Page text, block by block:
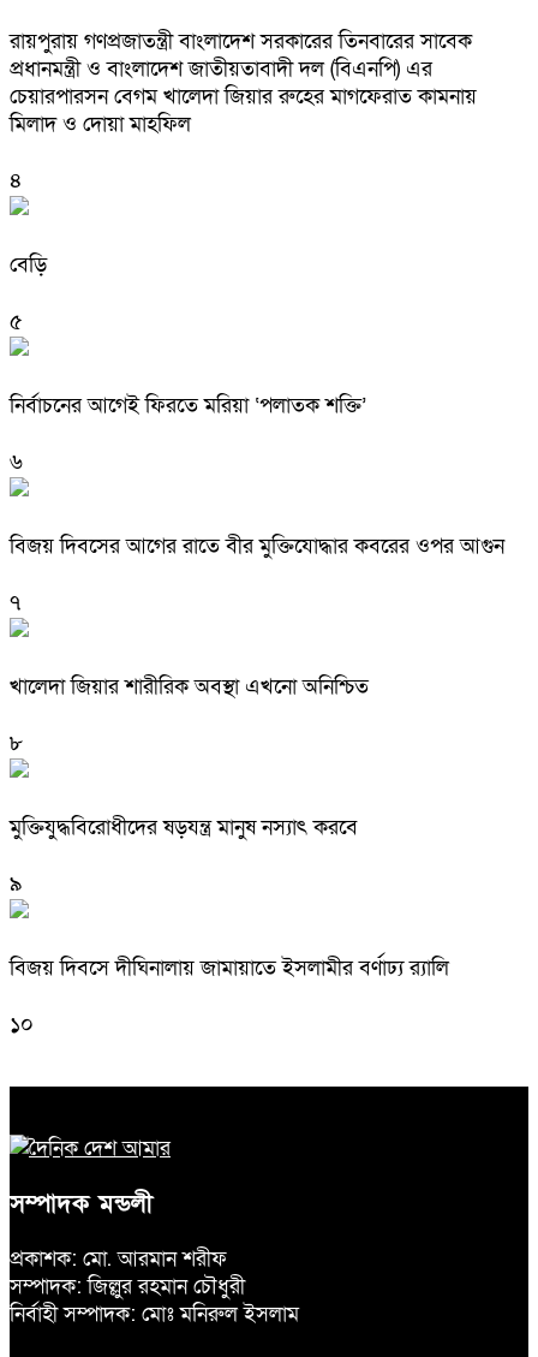
রায়পুরায় গণপ্রজাতন্ত্রী বাংলাদেশ সরকারের তিনবারের সাবেক
প্রধানমন্ত্রী ও বাংলাদেশ জাতীয়তাবাদী দল (বিএনপি) এর
চেয়ারপারসন বেগম খালেদা জিয়ার রুহের মাগফেরাত কামনায়
মিলাদ ও দোয়া মাহফিল
৪
বেড়ি
৫
নির্বাচনের আগেই ফিরতে মরিয়া ‘পলাতক শক্তি’
৬
বিজয় দিবসের আগের রাতে বীর মুক্তিযোদ্ধার কবরের ওপর আগুন
৭
খালেদা জিয়ার শারীরিক অবস্থা এখনো অনিশ্চিত
৮
মুক্তিযুদ্ধবিরোধীদের ষড়যন্ত্র মানুষ নস্যাৎ করবে
৯
বিজয় দিবসে দীঘিনালায় জামায়াতে ইসলামীর বর্ণাঢ্য র‍্যালি
১০
সম্পাদক মন্ডলী
প্রকাশক: মো. আরমান শরীফ
সম্পাদক: জিল্লুর রহমান চৌধুরী
নির্বাহী সম্পাদক: মোঃ মনিরুল ইসলাম